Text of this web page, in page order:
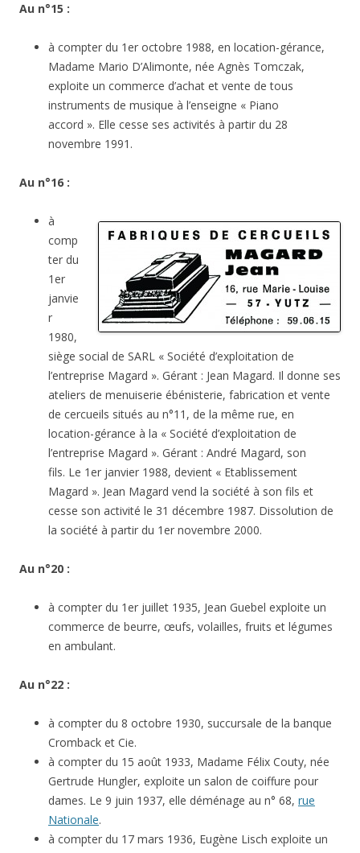
Au n°15 :
à compter du 1er octobre 1988, en location-gérance,
Madame Mario D’Alimonte, née Agnès Tomczak,
exploite un commerce d’achat et vente de tous
instruments de musique à l’enseigne « Piano
accord ». Elle cesse ses activités à partir du 28
novembre 1991.
Au n°16 :
à
comp
ter du
1er
janvie
r
1980,
siège social de SARL « Société d’exploitation de
l’entreprise Magard ». Gérant : Jean Magard. Il donne ses
ateliers de menuiserie ébénisterie, fabrication et vente
de cercueils situés au n°11, de la même rue, en
location-gérance à la « Société d’exploitation de
l’entreprise Magard ». Gérant : André Magard, son
fils. Le 1er janvier 1988, devient « Etablissement
Magard ». Jean Magard vend la société à son fils et
cesse son activité le 31 décembre 1987. Dissolution de
la société à partir du 1er novembre 2000.
Au n°20 :
à compter du 1er juillet 1935, Jean Guebel exploite un
commerce de beurre, œufs, volailles, fruits et légumes
en ambulant.
Au n°22 :
à compter du 8 octobre 1930, succursale de la banque
Cromback et Cie.
à compter du 15 août 1933, Madame Félix Couty, née
Gertrude Hungler, exploite un salon de coiffure pour
dames. Le 9 juin 1937, elle déménage au n° 68, rue
Nationale.
à compter du 17 mars 1936, Eugène Lisch exploite un